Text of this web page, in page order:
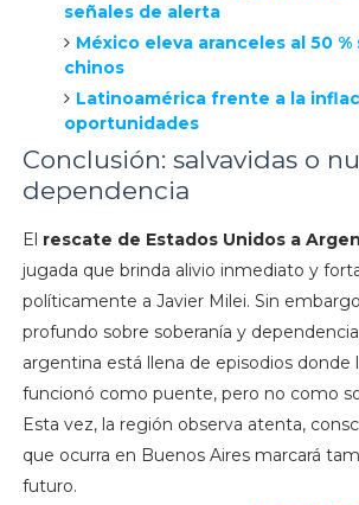
señales de alerta
México eleva aranceles al 50
chinos
Latinoamérica frente a la
oportunidades
Conclusión: salvavidas o
dependencia
El rescate de Estados Unidos a
jugada que brinda alivio inmediato y
políticamente a Javier Milei. Sin
profundo sobre soberanía y
argentina está llena de episodios donde
funcionó como puente, pero no como
Esta vez, la región observa atenta,
que ocurra en Buenos Aires marcará
futuro.